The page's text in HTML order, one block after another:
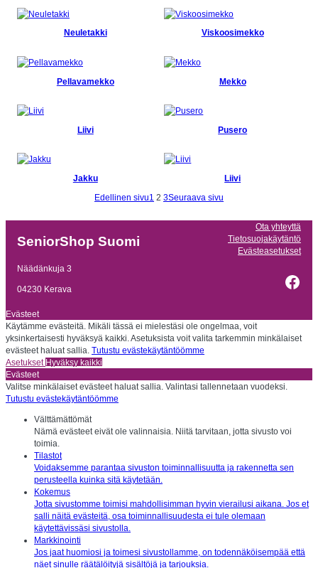
Neuletakki Viskoosimekko
Pellavamekko Mekko
Liivi Pusero
Jakku Liivi
Edellinen sivu1 2 3Seuraava sivu
SeniorShop Suomi
Näädänkuja 3
04230 Kerava
Ota yhteyttä
Tietosuojakäytäntö
Evästeasetukset
Evästeet
Käytämme evästeitä. Mikäli tässä ei mielestäsi ole ongelmaa, voit
yksinkertaisesti hyväksyä kaikki. Asetuksista voit valita tarkemmin minkälaiset
evästeet haluat sallia. Tutustu evästekäytäntöömme
Asetukset Hyväksy kaikki
Evästeet
Valitse minkälaiset evästeet haluat sallia. Valintasi tallennetaan vuodeksi.
Tutustu evästekäytäntöömme
Välttämättömät
Nämä evästeet eivät ole valinnaisia. Niitä tarvitaan, jotta sivusto voi
toimia.
Tilastot
Voidaksemme parantaa sivuston toiminnallisuutta ja rakennetta sen
perusteella kuinka sitä käytetään.
Kokemus
Jotta sivustomme toimisi mahdollisimman hyvin vierailusi aikana. Jos et
salli näitä evästeitä, osa toiminnallisuudesta ei tule olemaan
käytettävissäsi sivustolla.
Markkinointi
Jos jaat huomiosi ja toimesi sivustollamme, on todennäköisempää että
näet sinulle räätälöityjä sisältöjä ja tarjouksia.